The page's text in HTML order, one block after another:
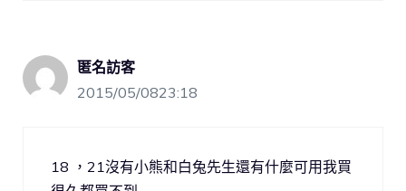
匿名訪客
2015/05/0823:18
18 ，21沒有小熊和白兔先生還有什麼可用我買